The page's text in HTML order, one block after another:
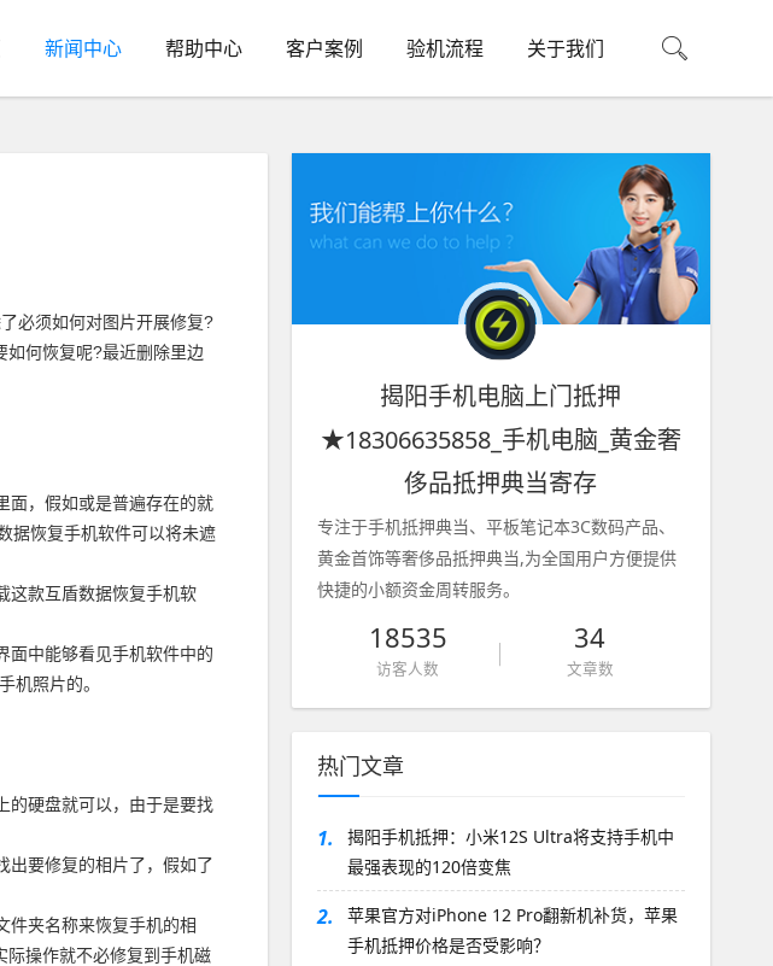
新闻中心 帮助中心 客户案例 验机流程 关于我们
必须如何对图片开展修复?
如何恢复呢?最近删除里边
面，假如或是普遍存在的就
据恢复手机软件可以将未遮
这款互盾数据恢复手机软
面中能够看见手机软件中的
机照片的。
的硬盘就可以，由于是要找
出要修复的相片了，假如了
夹名称来恢复手机的相
际操作就不必修复到手机磁
揭阳手机电脑上门抵押
★18306635858_手机电脑_黄金奢
侈品抵押典当寄存
专注于手机抵押典当、平板笔记本3C数码产品、
黄金首饰等奢侈品抵押典当,为全国用户方便提供
快捷的小额资金周转服务。
18535
访客人数
34
文章数
热门文章
1.
揭阳手机抵押：小米12S Ultra将支持手机中
最强表现的120倍变焦
2.
苹果官方对iPhone 12 Pro翻新机补货，苹果
手机抵押价格是否受影响？